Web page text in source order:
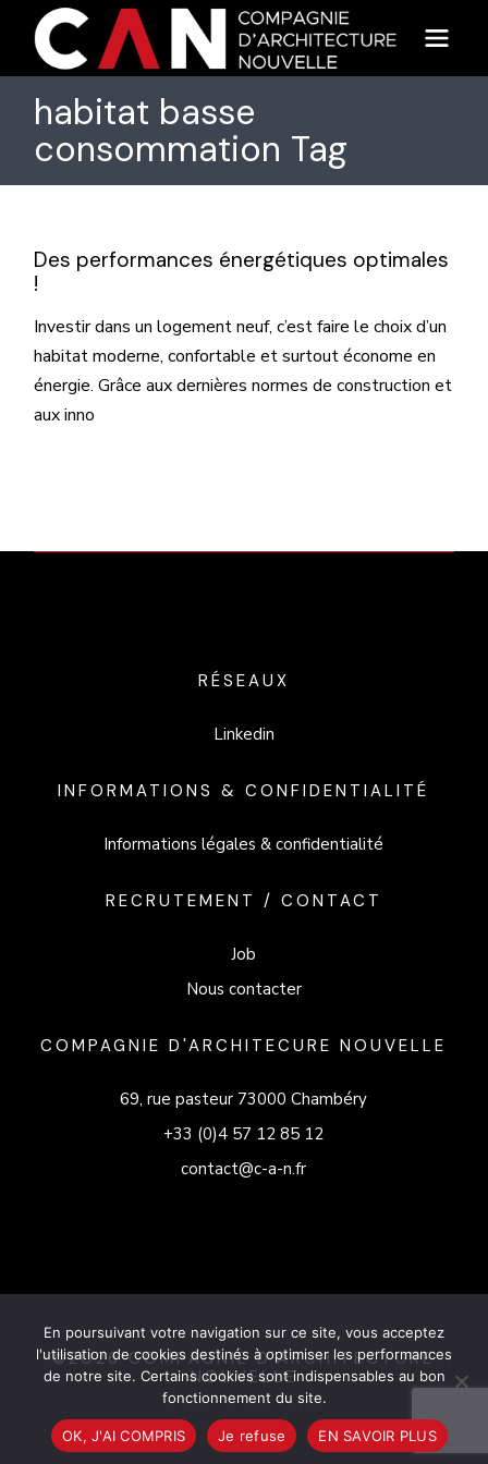
content
habitat basse
consommation Tag
Des performances énergétiques optimales
!
Investir dans un logement neuf, c’est faire le choix d’un
habitat moderne, confortable et surtout économe en
énergie. Grâce aux dernières normes de construction et
aux inno
RÉSEAUX
Linkedin
INFORMATIONS & CONFIDENTIALITÉ
Informations légales & confidentialité
RECRUTEMENT / CONTACT
Job
Nous contacter
COMPAGNIE D'ARCHITECURE NOUVELLE
69, rue pasteur 73000 Chambéry
+33 (0)4 57 12 85 12
contact@c-a-n.fr
©2026 COMPAGNIE D'ARCHITECTURE
NOUVELLE
En poursuivant votre navigation sur ce site, vous acceptez
l'utilisation de cookies destinés à optimiser les performances
de notre site. Certains cookies sont indispensables au bon
fonctionnement du site.
OK, J'AI COMPRIS Je refuse EN SAVOIR PLUS